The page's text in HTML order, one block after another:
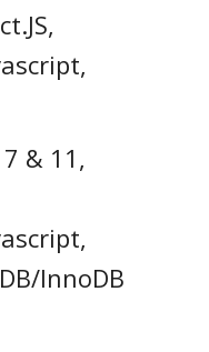
& 11,
InnoDB